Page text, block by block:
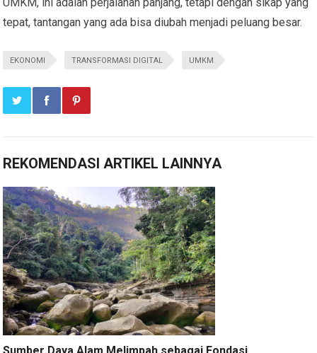
UMKM, ini adalah perjalanan panjang, tetapi dengan sikap yang
tepat, tantangan yang ada bisa diubah menjadi peluang besar.
EKONOMI TRANSFORMASI DIGITAL UMKM
REKOMENDASI ARTIKEL LAINNYA